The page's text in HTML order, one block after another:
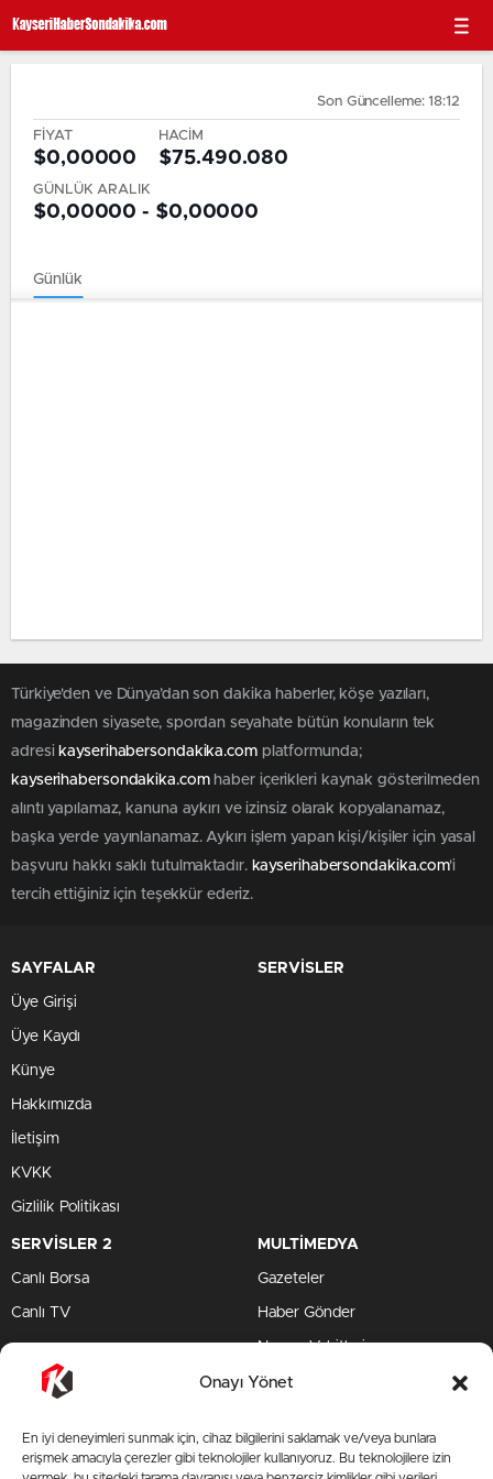
Onayı Yönet
En iyi deneyimleri sunmak için, cihaz bilgilerini saklamak ve/veya bunlara
erişmek amacıyla çerezler gibi teknolojiler kullanıyoruz. Bu teknolojilere izin
Son Güncelleme: 18:12
FİYAT
$0,00000
HACİM
$75.490.080
GÜNLÜK ARALIK
$0,00000 - $0,00000
Günlük
Türkiye'den ve Dünya’dan son dakika haberler, köşe yazıları,
magazinden siyasete, spordan seyahate bütün konuların tek
adresi kayserihabersondakika.complatformunda;
kayserihabersondakika.comhaber içerikleri kaynak gösterilmeden
alıntı yapılamaz, kanuna aykırı ve izinsiz olarak kopyalanamaz,
başka yerde yayınlanamaz. Aykırı işlem yapan kişi/kişiler için yasal
başvuru hakkı saklı tutulmaktadır. kayserihabersondakika.com'i
tercih ettiğiniz için teşekkür ederiz.
SAYFALAR
Üye Girişi
Üye Kaydı
Künye
Hakkımızda
İletişim
KVKK
Gizlilik Politikası
SERVİSLER
SERVİSLER 2
Canlı Borsa
Canlı TV
MULTİMEDYA
Gazeteler
Haber Gönder
Namaz Vakitleri
TV Yayın Akışları
TV Yayın Akışları